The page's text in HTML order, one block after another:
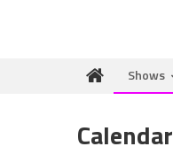
Shows
Calendar